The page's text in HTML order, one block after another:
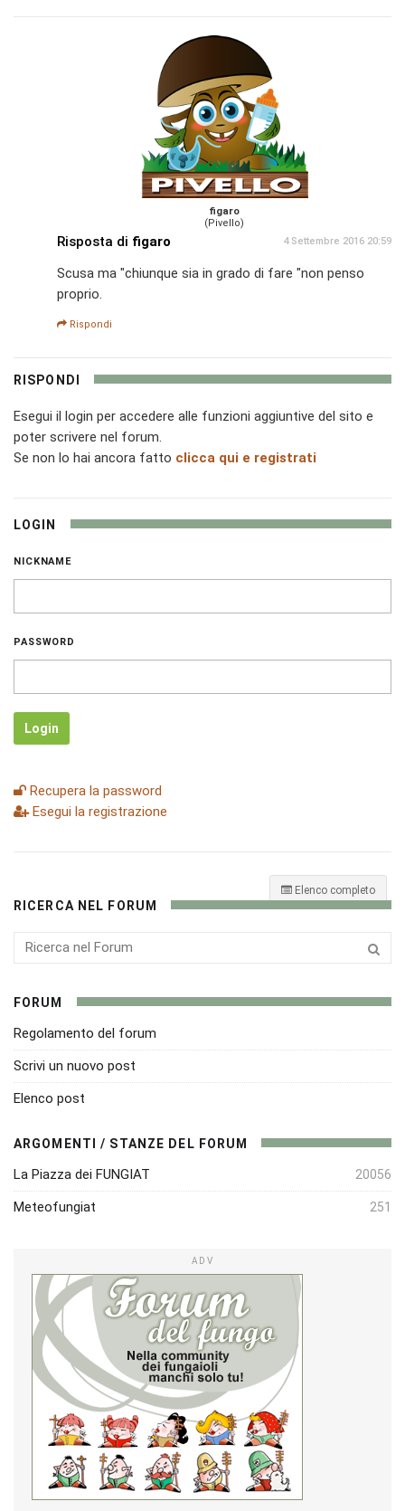
figaro
(Pivello)
Risposta di figaro 4 Settembre 2016 20:59
Scusa ma "chiunque sia in grado di fare "non penso
proprio.
Rispondi
RISPONDI
Esegui il login per accedere alle funzioni aggiuntive del sito e
poter scrivere nel forum.
Se non lo hai ancora fatto clicca qui e registrati
LOGIN
NICKNAME
PASSWORD
Login
Recupera la password
Esegui la registrazione
Elenco completo
RICERCA NEL FORUM
FORUM
Regolamento del forum
Scrivi un nuovo post
Elenco post
ARGOMENTI / STANZE DEL FORUM
La Piazza dei FUNGIAT 20056
Meteofungiat 251
ADV